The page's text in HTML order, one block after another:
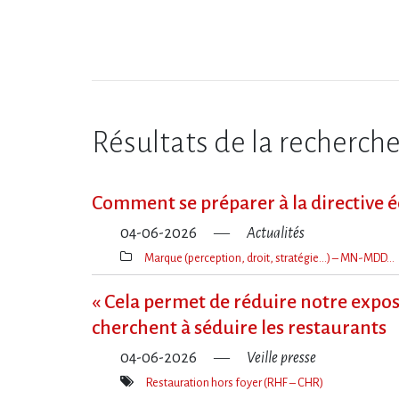
Résultats de la recherche
Comment se préparer à la directive
04-06-2026 Actualités
Thèmes(s)
Marque (perception, droit, stratégie…) – MN-MDD…
« Cela permet de réduire notre
cherchent à séduire les restaurants
04-06-2026 Veille presse
Restauration hors foyer (RHF – CHR)